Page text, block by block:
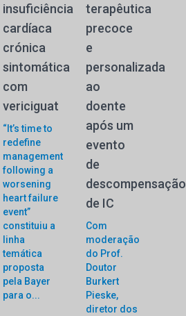
insuficiência
cardíaca
crónica
sintomática
com
vericiguat
“It’s time to
redefine
management
following a
worsening
heart failure
event”
constituiu a
linha
temática
proposta
pela Bayer
para o...
terapêutica
precoce
e
personalizada
ao
doente
após um
evento
de
descompensação
de IC
Com
moderação
do Prof.
Doutor
Burkert
Pieske,
diretor dos